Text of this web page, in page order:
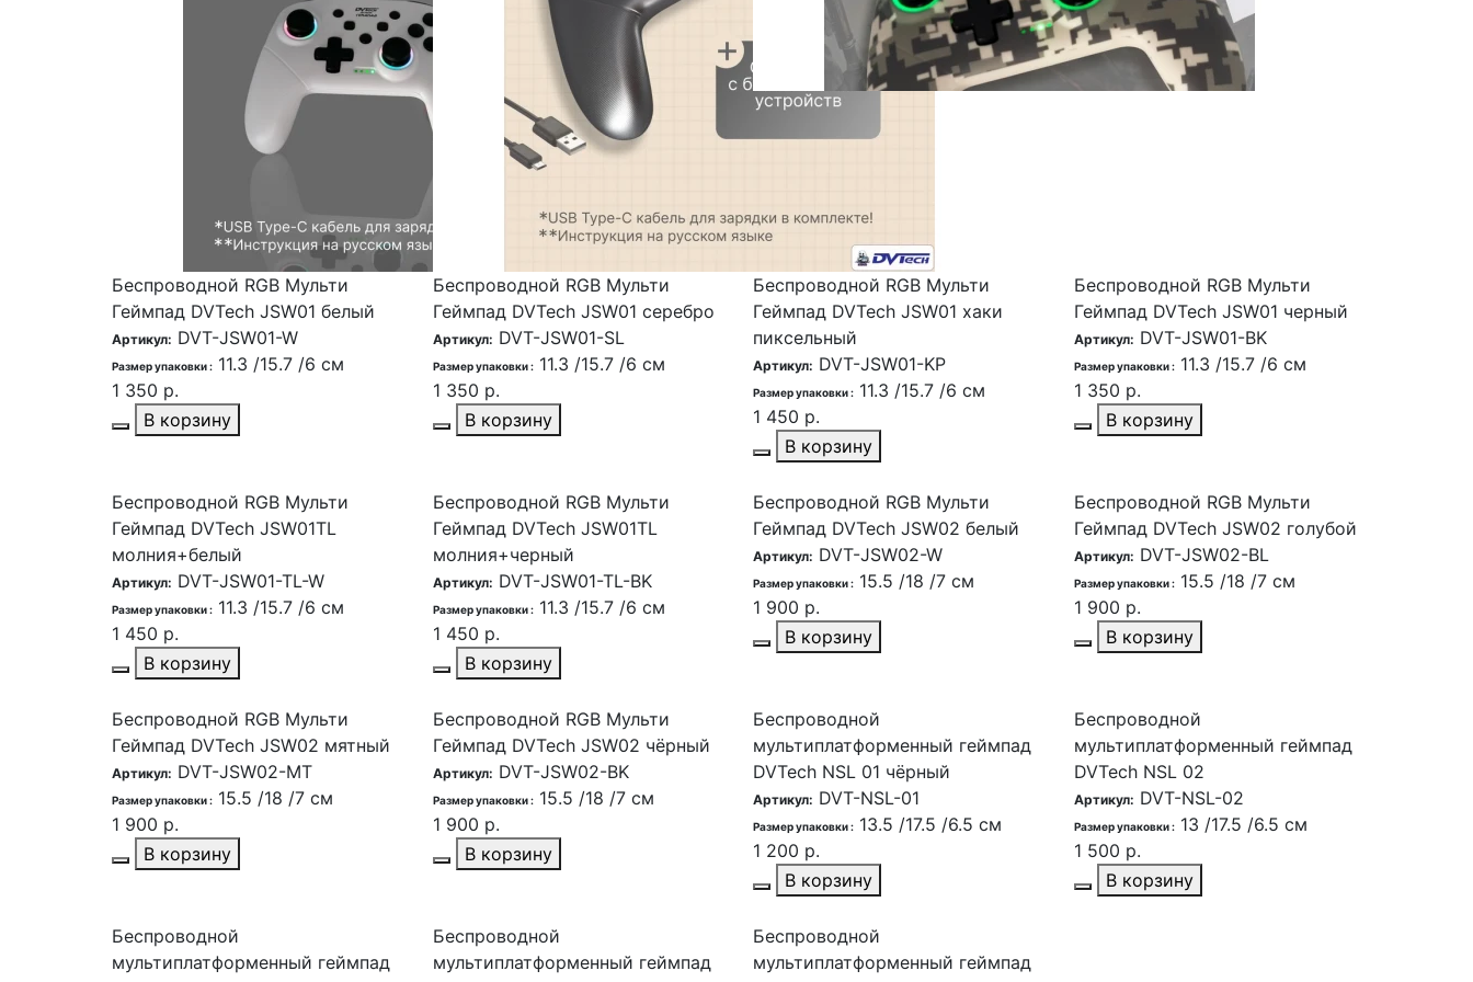
Беспроводной RGB Мульти
Геймпад DVTech JSW01 белый
Артикул: DVT-JSW01-W
Размер упаковки : 11.3 /15.7 /6 см
1 350 р.
В корзину
Беспроводной RGB Мульти
Геймпад DVTech JSW01 серебро
Артикул: DVT-JSW01-SL
Размер упаковки :11.3 /15.7 /6 см
1 350 р.
В корзину
Беспроводной RGB Мульти
Геймпад DVTech JSW01 хаки
пиксельный
Артикул: DVT-JSW01-KP
Размер упаковки : 11.3 /15.7 /6 см
1 450 р.
В корзину
Беспроводной RGB Мульти
Геймпад DVTech JSW01 черный
Артикул: DVT-JSW01-BK
Размер упаковки :11.3 /15.7 /6 см
1 350 р.
В корзину
Беспроводной RGB Мульти
Геймпад DVTech JSW01TL
молния+белый
Артикул: DVT-JSW01-TL-W
Размер упаковки : 11.3 /15.7 /6 см
1 450 р.
В корзину
Беспроводной RGB Мульти
Геймпад DVTech JSW01TL
молния+черный
Артикул: DVT-JSW01-TL-BK
Размер упаковки :11.3 /15.7 /6 см
1 450 р.
В корзину
Беспроводной RGB Мульти
Геймпад DVTech JSW02 белый
Артикул: DVT-JSW02-W
Размер упаковки : 15.5 /18 /7 см
1 900 р.
В корзину
Беспроводной RGB Мульти
Геймпад DVTech JSW02 голубой
Артикул: DVT-JSW02-BL
Размер упаковки :15.5 /18 /7 см
1 900 р.
В корзину
Беспроводной RGB Мульти
Геймпад DVTech JSW02 мятный
Артикул: DVT-JSW02-MT
Размер упаковки : 15.5 /18 /7 см
1 900 р.
В корзину
Беспроводной RGB Мульти
Геймпад DVTech JSW02 чёрный
Артикул: DVT-JSW02-BK
Размер упаковки :15.5 /18 /7 см
1 900 р.
В корзину
Беспроводной
мультиплатформенный геймпад
DVTech NSL 01 чёрный
Артикул: DVT-NSL-01
Размер упаковки : 13.5 /17.5 /6.5 см
1 200 р.
В корзину
Беспроводной
мультиплатформенный геймпад
DVTech NSL 02
Артикул: DVT-NSL-02
Размер упаковки :13 /17.5 /6.5 см
1 500 р.
В корзину
Беспроводной
мультиплатформенный геймпад
Беспроводной
мультиплатформенный геймпад
Беспроводной
мультиплатформенный геймпад